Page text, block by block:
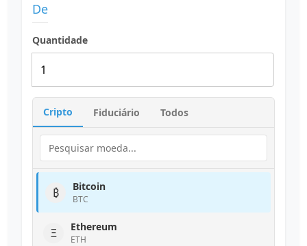
De
Quantidade
Cripto Fiduciário Todos
₿ Bitcoin
BTC
Ξ Ethereum
ETH